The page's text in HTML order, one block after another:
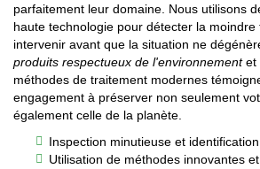
parfaitement leur domaine. Nous utilisons
haute technologie pour détecter la
intervenir avant que la situation ne
produits respectueux de l'environnementet
méthodes de traitement modernes
engagement à préserver non seulement
également celle de la planète.
Inspection minutieuse et
Utilisation de méthodes innovantes